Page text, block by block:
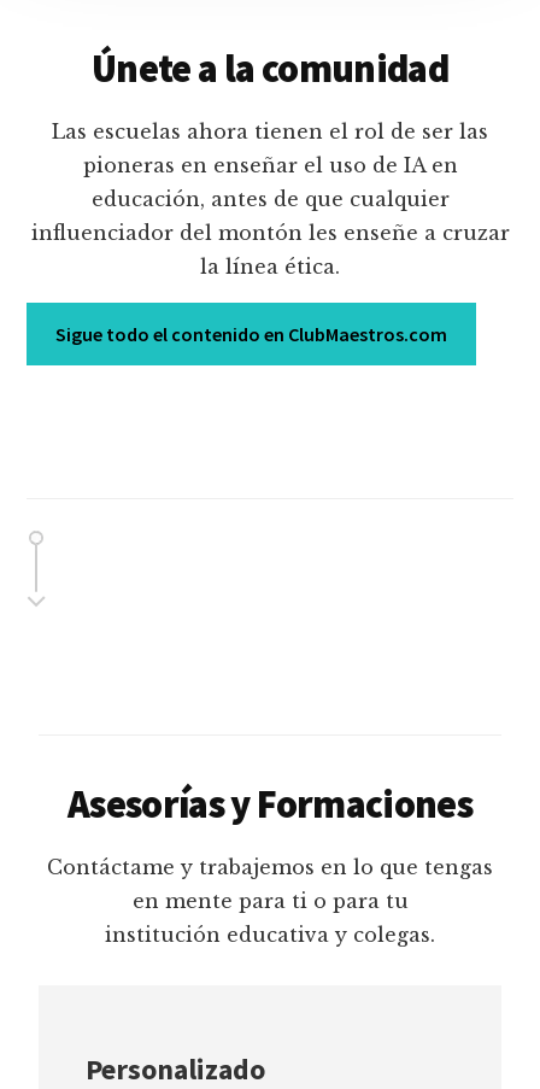
Únete a la comunidad
Las escuelas ahora tienen el rol de ser las
pioneras en enseñar el uso de IA en
educación, antes de que cualquier
influenciador del montón les enseñe a cruzar
la línea ética.
Sigue todo el contenido en ClubMaestros.com
Asesorías y Formaciones
Contáctame y trabajemos en lo que tengas
en mente para ti o para tu
institución educativa y colegas.
Personalizado